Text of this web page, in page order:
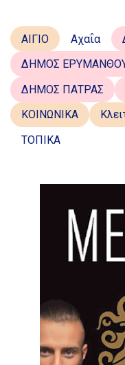
ΑΙΓΙΟ Αχαΐα
ΔΗΜΟΣ
ΔΗΜΟΣ ΠΑΤΡΑΣ
ΚΟΙΝΩΝΙΚΑ
ΤΟΠΙΚΑ